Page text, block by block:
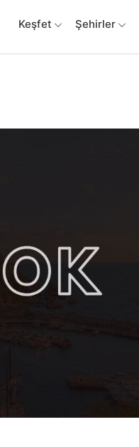
Keşfet Şehirler